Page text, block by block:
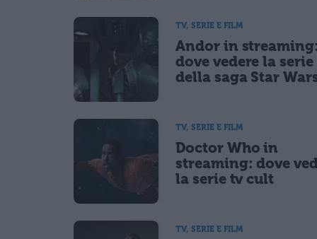
TV, SERIE E FILM
Andor in streaming:
dove vedere la
della saga Star
TV, SERIE E FILM
Doctor Who in
streaming: dove
la serie tv cult
TV, SERIE E FILM